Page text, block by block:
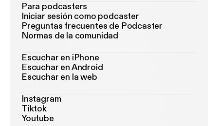
Para podcasters
Iniciar sesión como podcaster
Preguntas frecuentes de Podcaster
Normas de la comunidad
Escuchar en iPhone
Escuchar en Android
Escuchar en la web
Instagram
Tiktok
Youtube